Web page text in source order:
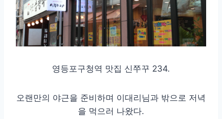
영등포구청역 맛집 신쭈꾸 234.
오랜만의 야근을 준비하며 이대리님과 밖으로 저녁
을 먹으러 나왔다.